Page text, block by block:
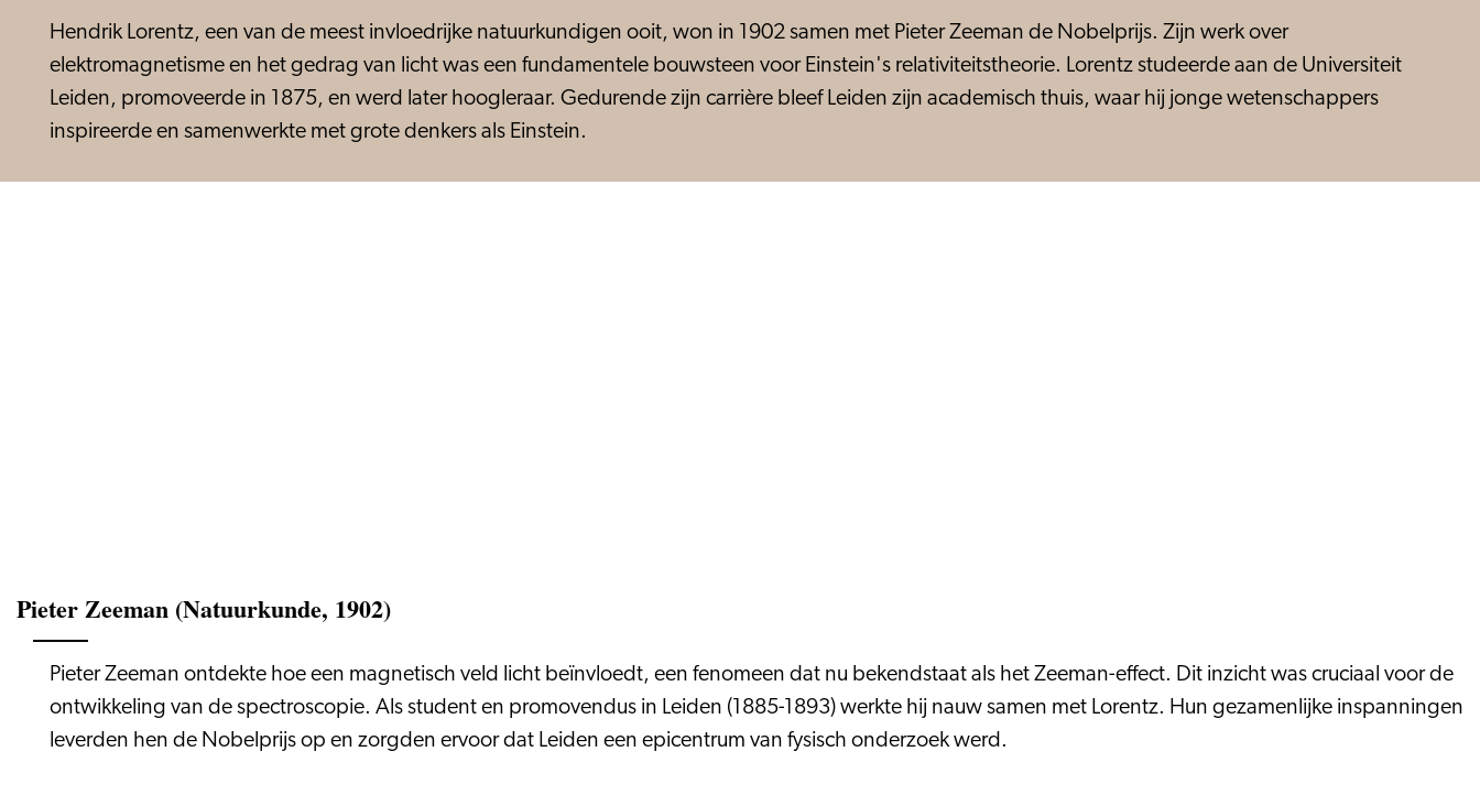
Hendrik Lorentz, een van de meest invloedrijke natuurkundigen ooit, won in 1902 samen met Pieter Zeeman de Nobelprijs. Zijn werk over
elektromagnetisme en het gedrag van licht was een fundamentele bouwsteen voor Einstein's relativiteitstheorie. Lorentz studeerde aan de Universiteit
Leiden, promoveerde in 1875, en werd later hoogleraar. Gedurende zijn carrière bleef Leiden zijn academisch thuis, waar hij jonge wetenschappers
inspireerde en samenwerkte met grote denkers als Einstein.
Pieter Zeeman (Natuurkunde, 1902)
Pieter Zeeman ontdekte hoe een magnetisch veld licht beïnvloedt, een fenomeen dat nu bekendstaat als het Zeeman-effect. Dit inzicht was cruciaal voor de
ontwikkeling van de spectroscopie. Als student en promovendus in Leiden (1885-1893) werkte hij nauw samen met Lorentz. Hun gezamenlijke inspanningen
leverden hen de Nobelprijs op en zorgden ervoor dat Leiden een epicentrum van fysisch onderzoek werd.